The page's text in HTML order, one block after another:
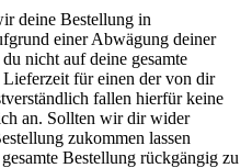
deine Bestellung in
einer Abwägung deiner
nicht auf deine gesamte
für einen der von dir
fallen hierfür keine
an. Sollten wir dir wider
zukommen lassen
Bestellung rückgängig zu